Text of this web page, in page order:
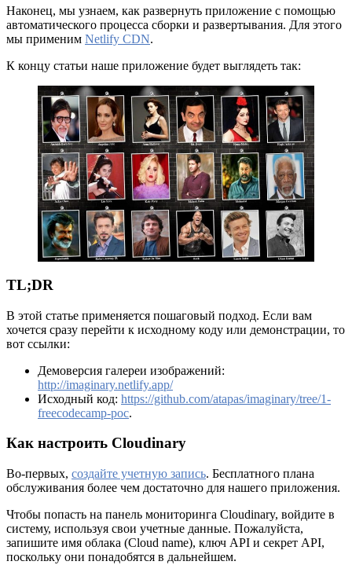
Наконец, мы узнаем, как развернуть приложение с помощью
автоматического процесса сборки и развертывания. Для этого
мы применим Netlify CDN.
К концу статьи наше приложение будет выглядеть так:
TL;DR
В этой статье применяется пошаговый подход. Если вам
хочется сразу перейти к исходному коду или демонстрации, то
вот ссылки:
Демоверсия галереи изображений:
http://imaginary.netlify.app/
Исходный код: https://github.com/atapas/imaginary/tree/1-
freecodecamp-poc.
Как настроить Cloudinary
Во-первых, создайте учетную запись. Бесплатного плана
обслуживания более чем достаточно для нашего приложения.
Чтобы попасть на панель мониторинга Cloudinary, войдите в
систему, используя свои учетные данные. Пожалуйста,
запишите имя облака (Cloud name), ключ API и секрет API,
поскольку они понадобятся в дальнейшем.